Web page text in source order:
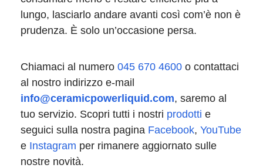
lungo, lasciarlo andare avanti così com’è non è
prudenza. È solo un’occasione persa.
Chiamaci al numero 045 670 4600 o contattaci
al nostro indirizzo e-mail
info@ceramicpowerliquid.com, saremo al
tuo servizio. Scopri tutti i nostri prodotti e
seguici sulla nostra pagina Facebook, YouTube
e Instagram per rimanere aggiornato sulle
nostre novità.